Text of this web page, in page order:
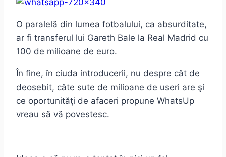
O paralelă din lumea fotbalului, ca absurditate,
ar fi transferul lui Gareth Bale la Real Madrid cu
100 de milioane de euro.
În fine, în ciuda introducerii, nu despre cât de
deosebit, câte sute de milioane de useri are şi
ce oportunităţi de afaceri propune WhatsUp
vreau să vă povestesc.